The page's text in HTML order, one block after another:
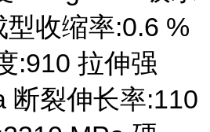
收缩率:0.6 %
:910 拉伸强
断裂伸长率:110